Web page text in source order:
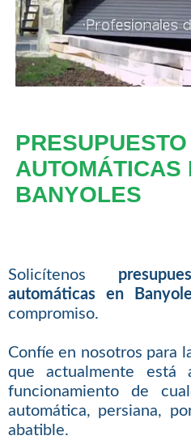
AUTOMÁTICAS
BANYOLES
Solicítenos
automáticas en
compromiso.
Confíe en nosotros para
que actualmente está
funcionamiento de
automática, persiana,
abatible.